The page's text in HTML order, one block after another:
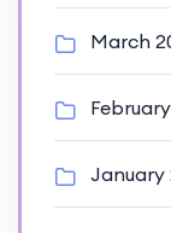
March
January